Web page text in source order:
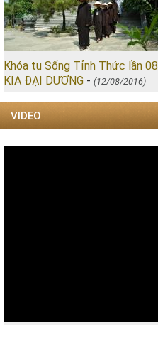
Khóa tu Sống Tỉnh Thức lần
KIA ĐẠI DƯƠNG - (12/08/2016)
VIDEO